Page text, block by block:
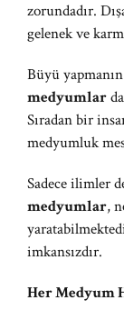
zorundadır.
gelenek ve
Büyü
medyumlar
Sıradan bir
medyumluk
Sadece ilimler
medyumlar,
imkansızdır.
Her Medyum